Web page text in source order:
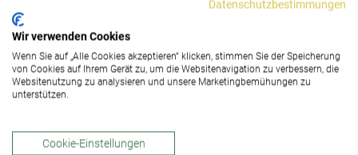
Mehr anzeigen
KONTAKT
Datenschutzbestimmungen
Wir verwenden Cookies
Wenn Sie auf „Alle Cookies akzeptieren“ klicken, stimmen Sie der Speicherung
von Cookies auf Ihrem Gerät zu, um die Websitenavigation zu verbessern, die
Websitenutzung zu analysieren und unsere Marketingbemühungen zu
unterstützen.
Cookie-Einstellungen